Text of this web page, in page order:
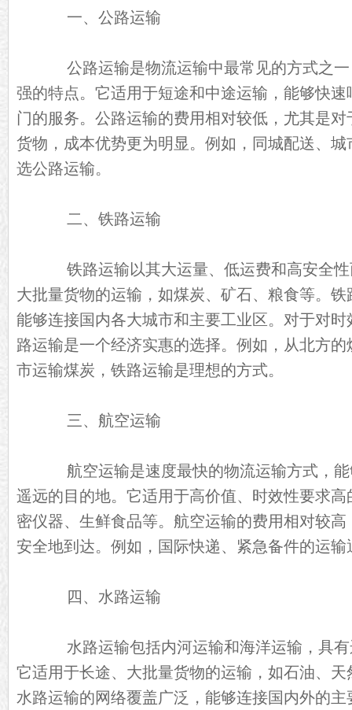
一、公路运输
公路运输是物流运输中最常见的方式之一
强的特点。它适用于短途和中途运输，能够快
门的服务。公路运输的费用相对较低，尤其是
货物，成本优势更为明显。例如，同城配送、
选公路运输。
二、铁路运输
铁路运输以其大运量、低运费和高安全性
大批量货物的运输，如煤炭、矿石、粮食等。
能够连接国内各大城市和主要工业区。对于对
路运输是一个经济实惠的选择。例如，从北方
市运输煤炭，铁路运输是理想的方式。
三、航空运输
航空运输是速度最快的物流运输方式，能
遥远的目的地。它适用于高价值、时效性要求
密仪器、生鲜食品等。航空运输的费用相对较
安全地到达。例如，国际快递、紧急备件的运
四、水路运输
水路运输包括内河运输和海洋运输，具有
它适用于长途、大批量货物的运输，如石油、
水路运输的网络覆盖广泛，能够连接国内外的